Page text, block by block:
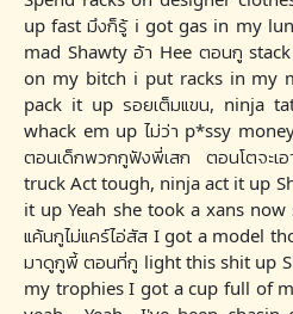
up fast มึงก็รู้ i got gas in my
mad Shawty อ้า Hee ตอนกู
on my bitch i put racks in my
pack it up รอยเต็มแขน, ninja
whack em up ไม่ว่า p*ssy
ตอนเด็กพวกกูฟังพี่เสก ตอนโตจะ
truck Act tough, ninja act it up
it up Yeah she took a xans now
แค้นกูไม่แคร์ไอ่สัส I got a model
มาดูกูพี้ ตอนที่กู light this shit up
my trophies I got a cup full of